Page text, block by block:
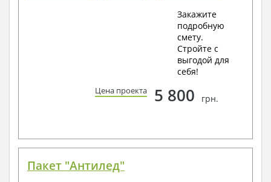
Закажите
подробную
смету.
Стройте с
выгодой для
себя!
Цена проекта 5 800 грн.
Пакет "Антилед"